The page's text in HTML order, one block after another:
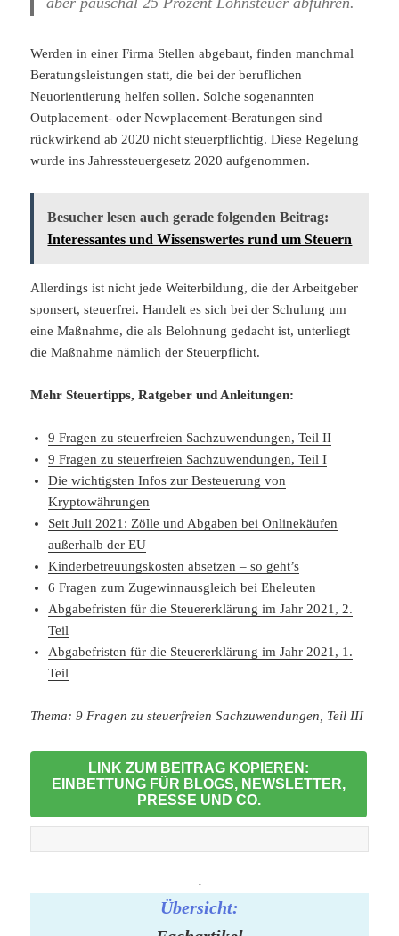
Werden in einer Firma Stellen abgebaut, finden manchmal
Beratungsleistungen statt, die bei der beruflichen
Neuorientierung helfen sollen. Solche sogenannten
Outplacement- oder Newplacement-Beratungen sind
rückwirkend ab 2020 nicht steuerpflichtig. Diese Regelung
wurde ins Jahressteuergesetz 2020 aufgenommen.
Besucher lesen auch gerade folgenden Beitrag:
Interessantes und Wissenswertes rund um Steuern
Allerdings ist nicht jede Weiterbildung, die der Arbeitgeber
sponsert, steuerfrei. Handelt es sich bei der Schulung um
eine Maßnahme, die als Belohnung gedacht ist, unterliegt
die Maßnahme nämlich der Steuerpflicht.
Mehr Steuertipps, Ratgeber und Anleitungen:
9 Fragen zu steuerfreien Sachzuwendungen, Teil II
9 Fragen zu steuerfreien Sachzuwendungen, Teil I
Die wichtigsten Infos zur Besteuerung von
Kryptowährungen
Seit Juli 2021: Zölle und Abgaben bei Onlinekäufen
außerhalb der EU
Kinderbetreuungskosten absetzen – so geht’s
6 Fragen zum Zugewinnausgleich bei Eheleuten
Abgabefristen für die Steuererklärung im Jahr 2021, 2.
Teil
Abgabefristen für die Steuererklärung im Jahr 2021, 1.
Teil
Thema: 9 Fragen zu steuerfreien Sachzuwendungen, Teil III
LINK ZUM BEITRAG KOPIEREN:
EINBETTUNG FÜR BLOGS, NEWSLETTER,
PRESSE UND CO.
-
Übersicht: